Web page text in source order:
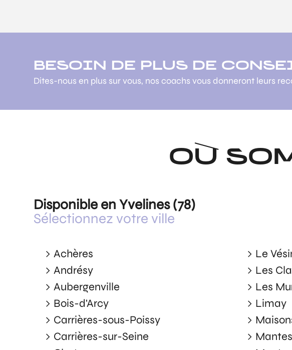
BESOIN DE PLUS DE
Dites-nous en plus sur vous, nos coachs vous donneront leurs
OÙ
Disponible en Yvelines (78)
Sélectionnez votre ville
Achères
Andrésy
Aubergenville
Bois-d'Arcy
Carrières-sous-Poissy
Carrières-sur-Seine
Le
Les
Les
Limay